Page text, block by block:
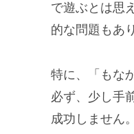
で遊ぶとは思
的な問題もあ
特に、「もな
必ず、少し手
成功しません。